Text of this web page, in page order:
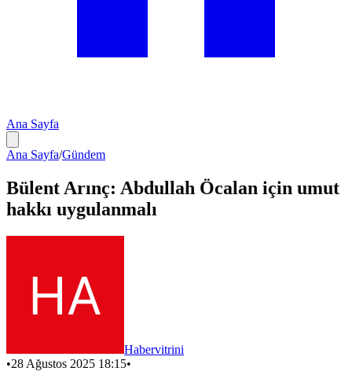
Ana Sayfa
Ana Sayfa/Gündem
Bülent Arınç: Abdullah Öcalan için umut
hakkı uygulanmalı
Habervitrini
•28 Ağustos 2025 18:15•